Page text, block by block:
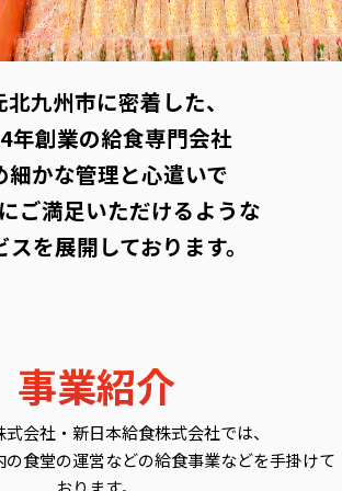
北九州市に密着した、
年創業の給食専門会社
細かな管理と心遣いで
ご満足いただけるような
スを展開しております。
事業紹介
会社・新日本給食株式会社では、
食堂の運営などの給食事業などを手掛けて